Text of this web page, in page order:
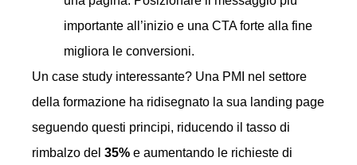
importante all’inizio e una CTA forte alla fine
migliora le conversioni.
Un case study interessante? Una PMI nel settore
della formazione ha ridisegnato la sua landing page
seguendo questi principi, riducendo il tasso di
rimbalzo del 35% e aumentando le richieste di